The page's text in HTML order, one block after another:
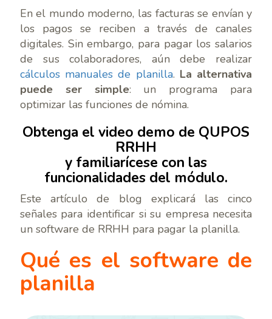
En el mundo moderno, las facturas se envían y
los pagos se reciben a través de canales
digitales. Sin embargo, para pagar los salarios
de sus colaboradores, aún debe realizar
cálculos manuales de planilla. La alternativa
puede ser simple: un programa para
optimizar las funciones de nómina.
Obtenga el video demo de QUPOS
RRHH
y familiarícese con las
funcionalidades del módulo.
Este artículo de blog explicará las cinco
señales para identificar si su empresa necesita
un software de RRHH para pagar la planilla.
Qué es el software de
planilla